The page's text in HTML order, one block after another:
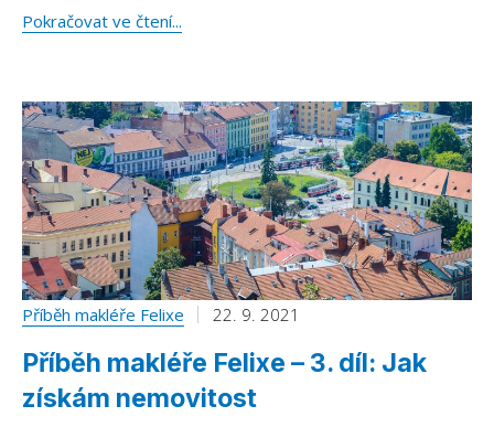
Pokračovat ve čtení...
Příběh makléře Felixe 22. 9. 2021
Příběh makléře Felixe – 3. díl: Jak
získám nemovitost